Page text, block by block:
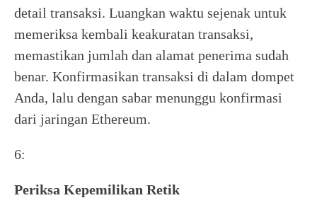
detail transaksi. Luangkan waktu sejenak untuk
memeriksa kembali keakuratan transaksi,
memastikan jumlah dan alamat penerima sudah
benar. Konfirmasikan transaksi di dalam dompet
Anda, lalu dengan sabar menunggu konfirmasi
dari jaringan Ethereum.
6:
Periksa Kepemilikan Retik